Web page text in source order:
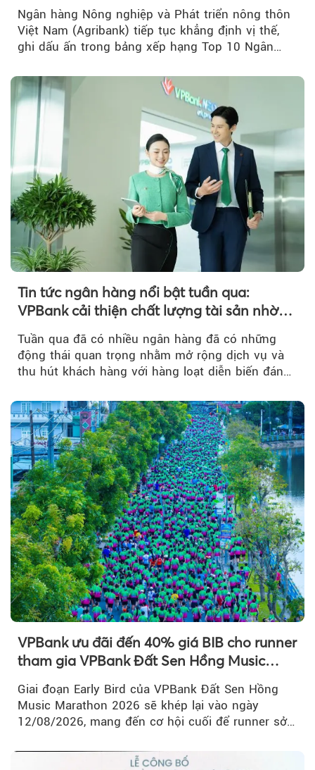
Ngân hàng Nông nghiệp và Phát triển nông thôn
Việt Nam (Agribank) tiếp tục khẳng định vị thế,
ghi dấu ấn trong bảng xếp hạng Top 10 Ngân
Tin tức ngân hàng nổi bật tuần qua:
VPBank cải thiện chất lượng tài sản nhờ
quản trị rủi ro và công nghệ
Tuần qua đã có nhiều ngân hàng đã có những
động thái quan trọng nhằm mở rộng dịch vụ và
thu hút khách hàng với hàng loạt diễn biến đáng
VPBank ưu đãi đến 40% giá BIB cho runner
tham gia VPBank Đất Sen Hồng Music
Giai đoạn Early Bird của VPBank Đất Sen Hồng
Music Marathon 2026 sẽ khép lại vào ngày
12/08/2026, mang đến cơ hội cuối để runner sở